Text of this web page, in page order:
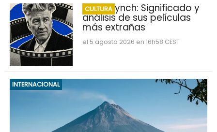
CULTURA
David Lynch: Significado y
análisis de sus películas
más extrañas
el 5 agosto 2026 en 16h58 CEST
INTERNACIONAL